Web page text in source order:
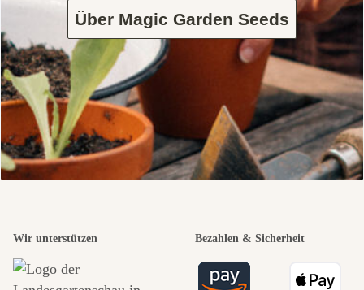
Über Magic Garden Seeds
Wir unterstützen Bezahlen & Sicherheit